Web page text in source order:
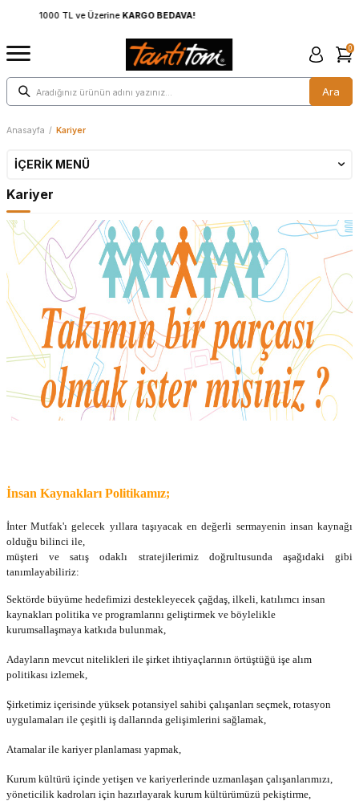
1000 TL ve ÜzerineKARGO BEDAVA!
Ara
0
Anasayfa / Kariyer
İÇERIK MENÜ
Kariyer
İnsan Kaynakları Politikamız;
İnter Mutfak'ı gelecek yıllara taşıyacak en değerli sermayenin insan kaynağı
olduğu bilinci ile,
müşteri ve satış odaklı stratejilerimiz doğrultusunda aşağıdaki gibi
tanımlayabiliriz:
Sektörde büyüme hedefimizi destekleyecek çağdaş, ilkeli, katılımcı insan
kaynakları politika ve programlarını geliştirmek ve böylelikle
kurumsallaşmaya katkıda bulunmak,
Adayların mevcut nitelikleri ile şirket ihtiyaçlarının örtüştüğü işe alım
politikası izlemek,
Şirketimiz içerisinde yüksek potansiyel sahibi çalışanları seçmek, rotasyon
uygulamaları ile çeşitli iş dallarında gelişimlerini sağlamak,
Atamalar ile kariyer planlaması yapmak,
Kurum kültürü içinde yetişen ve kariyerlerinde uzmanlaşan çalışanlarımızı,
yöneticilik kadroları için hazırlayarak kurum kültürümüzü pekiştirme,